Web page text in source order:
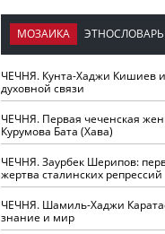
МОЗАИКА ЭТНОСЛОВАРЬ
ЧЕЧНЯ. Кунта-Хаджи Кишиев
духовной связи
ЧЕЧНЯ. Первая чеченская
Курумова Бата (Хава)
ЧЕЧНЯ. Заурбек Шерипов:
жертва сталинских репрессий
ЧЕЧНЯ. Шамиль-Хаджи
знание и мир